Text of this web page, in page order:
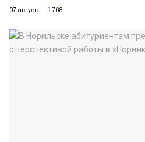
07 августа 708